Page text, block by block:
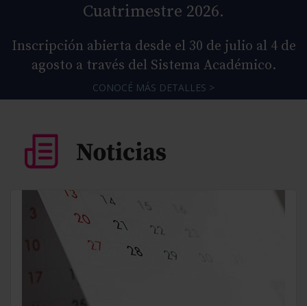
Cuatrimestre 2026.
Inscripción abierta desde el 30 de julio al 4 de
agosto a través del Sistema Académico.
CONOCÉ MÁS DETALLES >